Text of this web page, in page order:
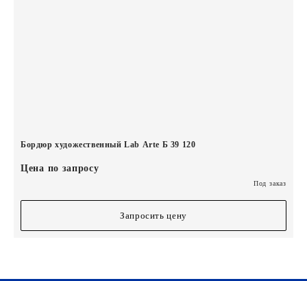
Бордюр художественный Lab Arte Б 39 120
Цена по запросу
Под заказ
Запросить цену